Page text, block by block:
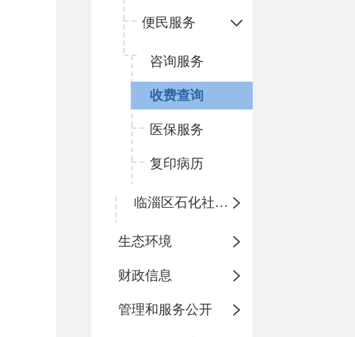
便民服务
咨询服务
收费查询
医保服务
复印病历
临淄区石化社区卫生服务中心
生态环境
财政信息
管理和服务公开